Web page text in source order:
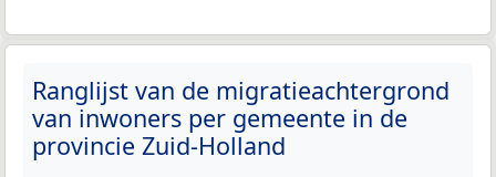
Ranglijst van de migratieachtergrond
van inwoners per gemeente in de
provincie Zuid-Holland